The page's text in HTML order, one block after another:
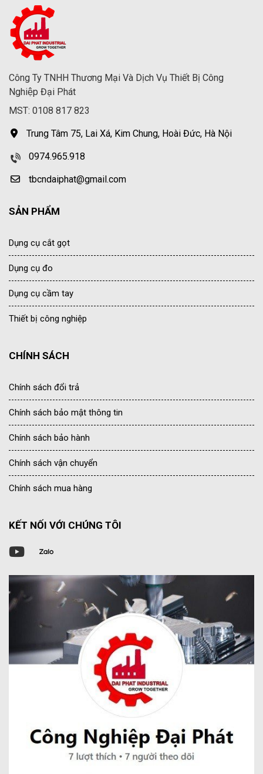
Công Ty TNHH Thương Mại Và Dịch Vụ Thiết Bị Công
Nghiệp Đại Phát
MST: 0108 817 823
Trung Tâm 75, Lai Xá, Kim Chung, Hoài Đức, Hà Nội
0974.965.918
tbcndaiphat@gmail.com
SẢN PHẨM
Dụng cụ cắt gọt
Dụng cụ đo
Dụng cụ cầm tay
Thiết bị công nghiệp
CHÍNH SÁCH
Chính sách đổi trả
Chính sách bảo mật thông tin
Chính sách bảo hành
Chính sách vận chuyển
Chính sách mua hàng
KẾT NỐI VỚI CHÚNG TÔI